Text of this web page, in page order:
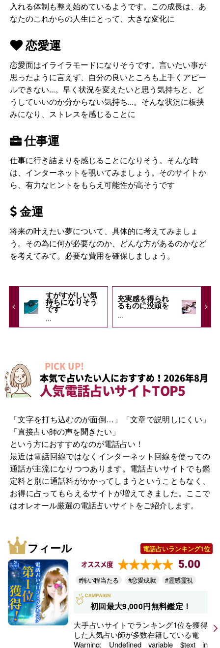
入れる体制も整え始めているようです。この成長は、あ
なたのこれからの人生にとって、大きな変化に
恋愛運
恋愛面はイライラモードになりそうです。言いたい事が
思ったように言えず、自分の良いところも上手くアピー
ルできない...。早く状況を変えたいと思う気持ちと、ど
うしていいのか分からない気持ち...。そんな状況に板挟
みになり、ストレスを感じることに
仕事運
仕事に行き詰まりを感じることになりそう。そんな時
は、インターネットを覗いてみましょう。そのサイトか
ら、有力なヒントをもらえ可能性が高そうです
金運
将来の叶えたい夢について、具体的に考えてみましょ
う。その為に何が必要なのか、どんな方があるのかなど
を考えてみて。必要な費用を確保しましょう。
すがすがしい気
持ちになりそう
です
...
充実感を得られ
るものに没頭を
...
PICK UP!
本気で占いたい人におすすめ！2026年8月
人気電話占いサイトTOP5
「文字を打ち込むのが面倒…」「文章で説明しにくい」
「直接占い師の声を聞きたい」
という方におすすめなのが電話占い！
最近は電話回線ではなくインターネット回線を使っての
通話が主流になりつつあります。電話占いサイトでも鑑
定料と別に通話料がかかってしまうということもなく、
お得に占ってもらえるサイトが増えてきました。ここで
はオレオール厳選の電話占いサイトをご紹介します。
フィール 電話占いランキング1位
オススメ度 5.00
#怖い程当たる #恋愛成就 #霊感霊視
初回最大9,000円無料鑑定！
大手占いサイトでランキング1位を獲得
した人気占い師が多数在籍している電
Warning: Undefined variable $text in